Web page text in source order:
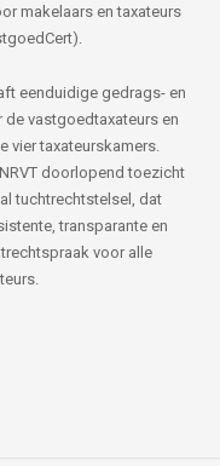
makelaars en taxateurs
eenduidige gedrags- en
vastgoedtaxateurs en
vier taxateurskamers.
doorlopend toezicht
tuchtrechtstelsel, dat
transparante en
voor alle